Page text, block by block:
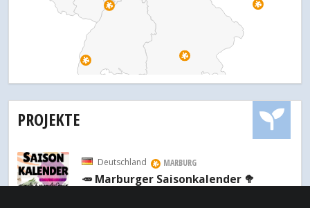
PROJEKTE
Deutschland MARBURG
🥕 Marburger Saisonkalender 🥦